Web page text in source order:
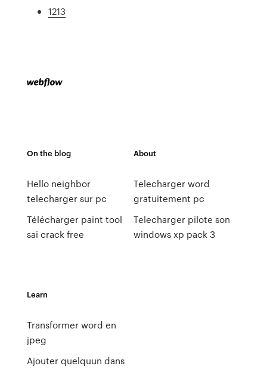
1213
On the blog
Hello neighbor
telecharger sur pc
Télécharger paint tool
sai crack free
About
Telecharger word
gratuitement pc
Telecharger pilote son
windows xp pack 3
Learn
Transformer word en
jpeg
Ajouter quelquun dans